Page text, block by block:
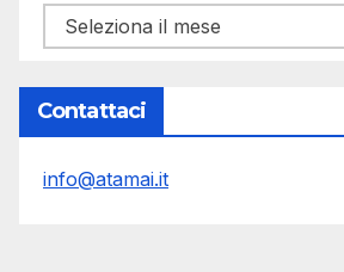
Archivi
Contattaci
info@atamai.it